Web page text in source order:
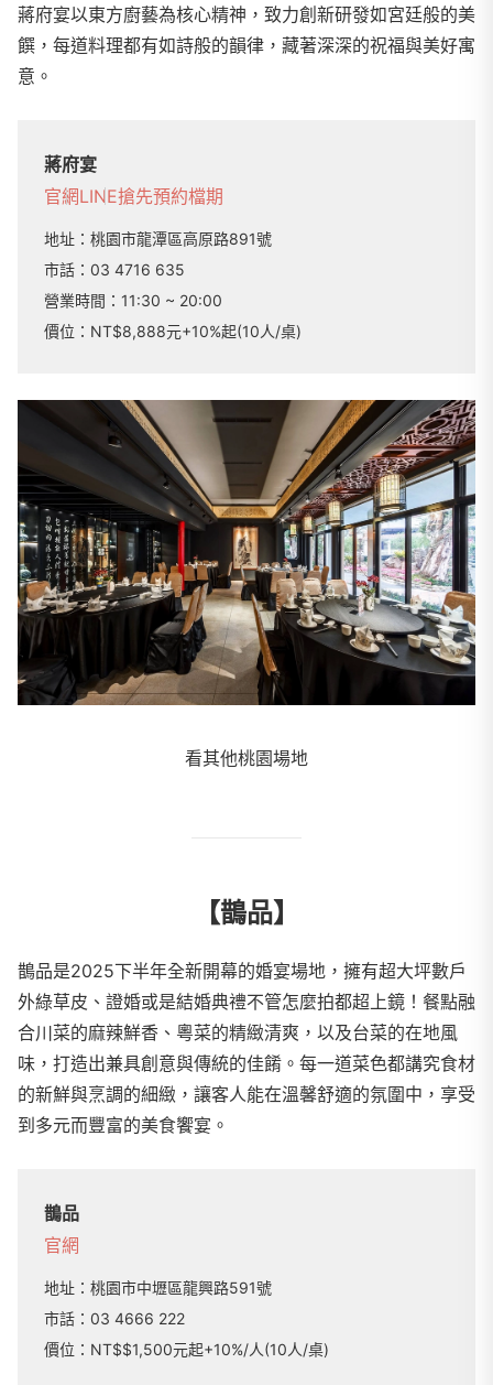
蔣府宴以東方廚藝為核心精神，致力創新研發如宮廷般的美
饌，每道料理都有如詩般的韻律，藏著深深的祝福與美好寓
意。
蔣府宴
官網LINE搶先預約檔期
地址： 桃園市龍潭區高原路891號
市話： 03 4716 635
營業時間： 11:30 ~ 20:00
價位：NT$8,888元+10%起(10人/桌)
看其他桃園場地
【鵲品】
鵲品是2025下半年全新開幕的婚宴場地，擁有超大坪數戶
外綠草皮、證婚或是結婚典禮不管怎麼拍都超上鏡！餐點融
合川菜的麻辣鮮香、粵菜的精緻清爽，以及台菜的在地風
味，打造出兼具創意與傳統的佳餚。每一道菜色都講究食材
的新鮮與烹調的細緻，讓客人能在溫馨舒適的氛圍中，享受
到多元而豐富的美食饗宴。
鵲品
官網
地址： 桃園市中壢區龍興路591號
市話： 03 4666 222
價位：NT$$1,500元起+10%/人(10人/桌)